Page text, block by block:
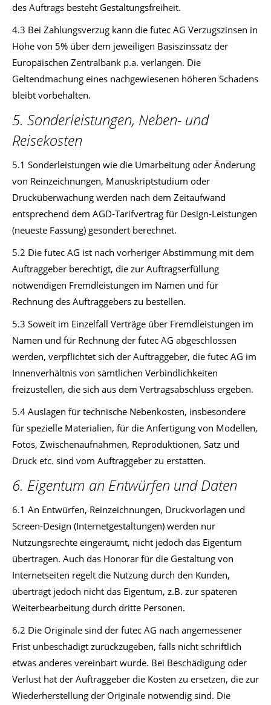
des Auftrags besteht Gestaltungsfreiheit.
4.3 Bei Zahlungsverzug kann die futec AG Verzugszinsen in
Höhe von 5% über dem jeweiligen Basiszinssatz der
Europäischen Zentralbank p.a. verlangen. Die
Geltendmachung eines nachgewiesenen höheren Schadens
bleibt vorbehalten.
5. Sonderleistungen, Neben- und
Reisekosten
5.1 Sonderleistungen wie die Umarbeitung oder Änderung
von Reinzeichnungen, Manuskriptstudium oder
Drucküberwachung werden nach dem Zeitaufwand
entsprechend dem AGD-Tarifvertrag für Design-Leistungen
(neueste Fassung) gesondert berechnet.
5.2 Die futec AG ist nach vorheriger Abstimmung mit dem
Auftraggeber berechtigt, die zur Auftragserfüllung
notwendigen Fremdleistungen im Namen und für
Rechnung des Auftraggebers zu bestellen.
5.3 Soweit im Einzelfall Verträge über Fremdleistungen im
Namen und für Rechnung der futec AG abgeschlossen
werden, verpflichtet sich der Auftraggeber, die futec AG im
Innenverhältnis von sämtlichen Verbindlichkeiten
freizustellen, die sich aus dem Vertragsabschluss ergeben.
5.4 Auslagen für technische Nebenkosten, insbesondere
für spezielle Materialien, für die Anfertigung von Modellen,
Fotos, Zwischenaufnahmen, Reproduktionen, Satz und
Druck etc. sind vom Auftraggeber zu erstatten.
6. Eigentum an Entwürfen und Daten
6.1 An Entwürfen, Reinzeichnungen, Druckvorlagen und
Screen-Design (Internetgestaltungen) werden nur
Nutzungsrechte eingeräumt, nicht jedoch das Eigentum
übertragen. Auch das Honorar für die Gestaltung von
Internetseiten regelt die Nutzung durch den Kunden,
überträgt jedoch nicht das Eigentum, z.B. zur späteren
Weiterbearbeitung durch dritte Personen.
6.2 Die Originale sind der futec AG nach angemessener
Frist unbeschädigt zurückzugeben, falls nicht schriftlich
etwas anderes vereinbart wurde. Bei Beschädigung oder
Verlust hat der Auftraggeber die Kosten zu ersetzen, die zur
Wiederherstellung der Originale notwendig sind. Die